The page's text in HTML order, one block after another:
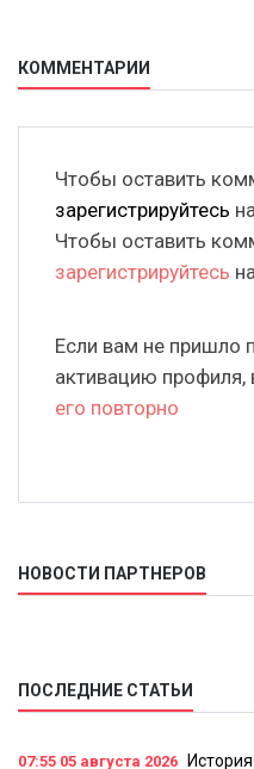
КОММЕНТАРИИ
Чтобы оставить
зарегистрируйтесь
Чтобы оставить
зарегистрируйтесь
Если вам не пришло
активацию профиля,
его повторно
НОВОСТИ ПАРТНЕРОВ
ПОСЛЕДНИЕ СТАТЬИ
07:55 05 августа 2026